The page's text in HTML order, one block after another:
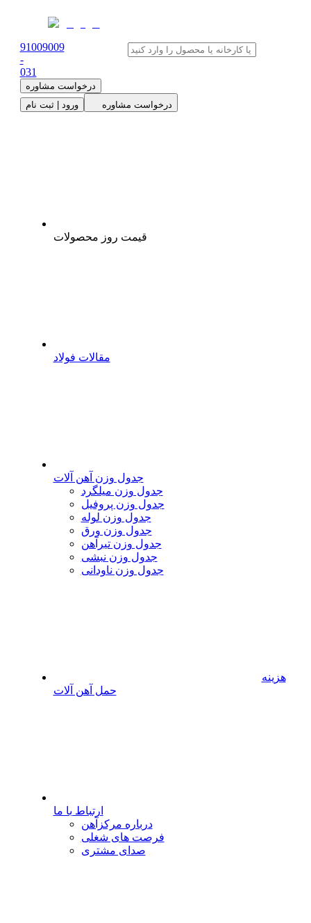
91009009
-
031
درخواست مشاوره
ورود | ثبت نام
درخواست مشاوره
قیمت روز محصولات
مقالات فولاد
جدول وزن آهن آلات
جدول وزن میلگرد
جدول وزن پروفیل
جدول وزن لوله
جدول وزن ورق
جدول وزن تیرآهن
جدول وزن نبشی
جدول وزن ناودانی
هزینه
حمل آهن آلات
ارتباط با ما
درباره مرکزآهن
فرصت های شغلی
صدای مشتری